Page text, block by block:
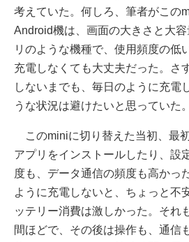
考えていた。何しろ、筆者がこの
Android機は、画面の大きさと大
リのような機種で、使用頻度の低
充電しなくても大丈夫だった。さ
しないまでも、毎日のように充電
うな状況は避けたいと思っていた。
このminiに切り替えた当初、最
アプリをインストールしたり、設
度も、データ通信の頻度も高かっ
ように充電しないと、ちょっと不
ッテリー消費は激しかった。それ
間ほどで、その後は操作も、通信